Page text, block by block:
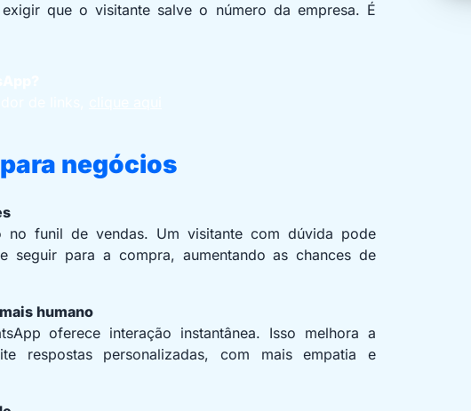
que o visitante salve o número da empresa. É
negócios
funil de vendas. Um visitante com dúvida pode
seguir para a compra, aumentando as chances de
humano
oferece interação instantânea. Isso melhora a
respostas personalizadas, com mais empatia e